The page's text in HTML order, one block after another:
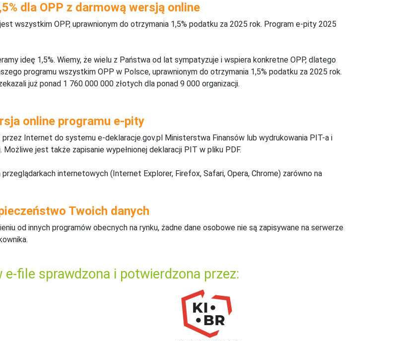
dla OPP z darmową wersją online
wszystkim OPP, uprawnionym do otrzymania 1,5% podatku za 2025 rok. Program e-pity 2025
ideę 1,5%. Wiemy, że wielu z Państwa od lat sympatyzuje i wspiera konkretne OPP, dlatego
programu wszystkim OPP w Polsce, uprawnionym do otrzymania 1,5% podatku za 2025 rok.
już ponad 1 760 000 000 złotych dla ponad 9 000 organizacji.
online programu e-pity
Internet do systemu e-deklaracje.gov.pl Ministerstwa Finansów lub wydrukowania PIT-a i
jest także zapisanie wypełnionej deklaracji PIT w pliku PDF.
internetowych (Internet Explorer, Firefox, Safari, Opera, Chrome) zarówno na
Twoich danych
od innych programów obecnych na rynku, żadne dane osobowe nie są zapisywane na serwerze
file sprawdzona i potwierdzona przez: